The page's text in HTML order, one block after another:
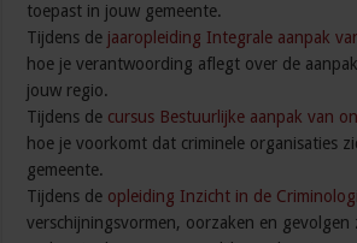
toepast in jouw gemeente.
Tijdens de jaaropleiding Integrale aanpak
hoe je verantwoording aflegt over de
jouw regio.
Tijdens de cursus Bestuurlijke aanpak van
hoe je voorkomt dat criminele organisaties
gemeente.
Tijdens de opleiding Inzicht in de
verschijningsvormen, oorzaken en